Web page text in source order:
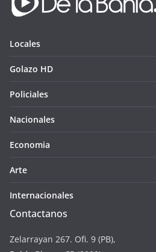
Locales
Golazo HD
Policiales
Nacionales
Economia
Arte
Internacionales
Contactanos
Zelarrayan 267. Ofi. 9 (PB),